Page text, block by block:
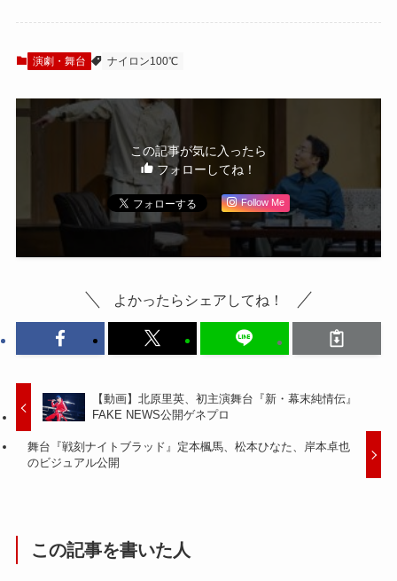
ー！「新作は別役
演劇・舞台 ナイロン100℃
この記事が気に入ったら
フォローしてね！
Follow Me
よかったらシェアしてね！
【動画】北原里英、初主演舞台『新・幕末純情伝』
FAKE NEWS公開ゲネプロ
舞台『戦刻ナイトブラッド』定本楓馬、松本ひなた、岸本卓也
のビジュアル公開
この記事を書いた人